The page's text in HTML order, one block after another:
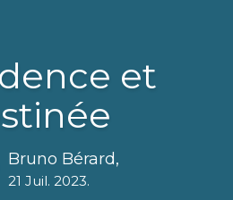
et
Bruno Bérard,
21 Juil. 2023.